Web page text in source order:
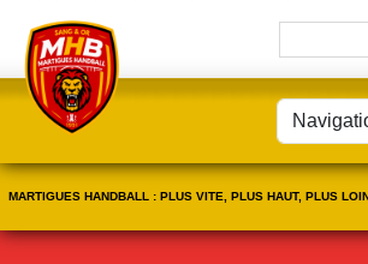
MARTIGUES HANDBALL : PLUS VITE, PLUS HAUT, PLUS